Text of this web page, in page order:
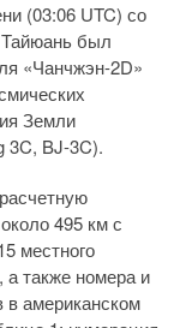
(03:06 UTC) со
был
«Чанчжэн-2D»
Земли
3C, BJ-3C).
495 км с
местного
также номера и
в американском